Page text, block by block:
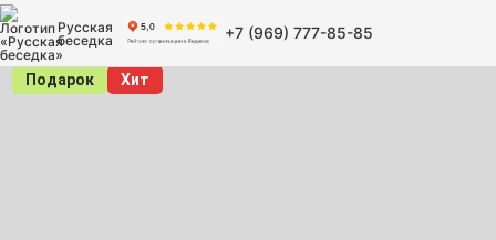
Русская
беседка
+7 (969) 777-85-85
Подарок Хит